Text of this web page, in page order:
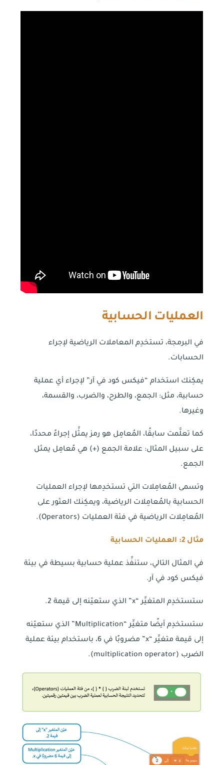
العمليات الحسابية
في البرمجة، تستخدِم المعاملات الرياضية لإجراء
الحسابات.
يمكِنك استخدام “فيكس كود في آر” لإجراء أي عملية
حسابية، مثل: الجمع، والطرح، والضرب، والقسمة،
وغيرها.
كما تعلَّمت سابقًا، المُعامِل هو رمز يمثِّل إجراءً محددًا،
على سبيل المثال: علامة الجمع (+) هي مُعامِل يمثل
الجمع.
وتسمى المُعامِلات التي تستخدِمها لإجراء العمليات
الحسابية بالمُعامِلات الرياضية، ويمكِنك العثور على
المُعامِلات الرياضية في فئة العمليات (Operators).
مثال2: العمليات الحسابية
في المثال التالي، ستنفِّذ عملية حسابية بسيطة في بيئة
فيكس كود في آر.
ستستخدِم المتغيِّر “x” الذي ستعيّنه إلى قيمة 2.
ستستخدِم أيضًا متغيِّر “Multiplication” الذي ستعيّنه
إلى قيمة متغيِّر “x” مضروبًا في 6، باستخدام بيئة عملية
الضرب (multiplication operator).